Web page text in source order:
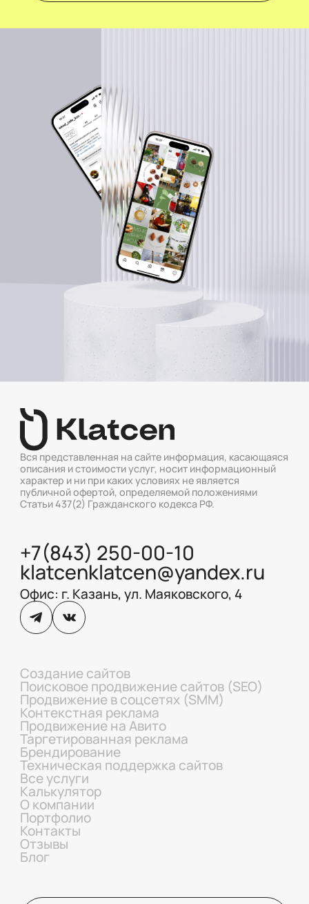
Вся представленная на сайте информация, касающаяся
описания и стоимости услуг, носит информационный
характер и ни при каких условиях не является
публичной офертой, определяемой положениями
Статьи 437(2) Гражданского кодекса РФ.
+7(843) 250-00-10
klatcenklatcen@yandex.ru
Офис: г. Казань, ул. Маяковского, 4
Создание сайтов
Поисковое продвижение сайтов (SEO)
Продвижение в соцсетях (SMM)
Контекстная реклама
Продвижение на Авито
Таргетированная реклама
Брендирование
Техническая поддержка сайтов
Все услуги
Калькулятор
О компании
Портфолио
Контакты
Отзывы
Блог